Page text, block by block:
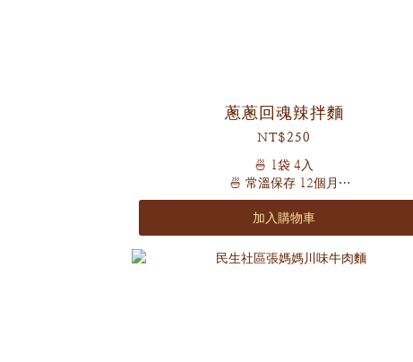
蔥蔥回魂辣拌麵
NT$250
🍜 1袋 4入
🍜 常溫保存 12個月
🍜 五辛素
🍜 辣度 🌶️🌶️🌶️（怕辣者斟酌食用喔）
榮獲法國藍帶美食協會辣拌麵評比，台灣NO.1！
加入購物車